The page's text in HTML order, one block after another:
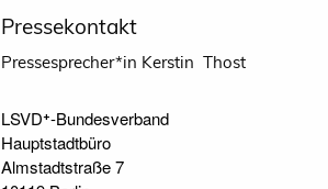
Pressekontakt
Pressesprecher*in Kerstin Thost
LSVD⁺-Bundesverband
Hauptstadtbüro
Almstadtstraße 7